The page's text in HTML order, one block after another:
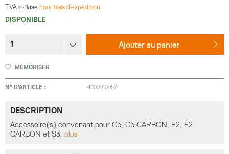
TVA incluse hors frais d'expédition
DISPONIBLE
Ajouter au panier
MÉMORISER
N° D'ARTICLE : 4990010052
DESCRIPTION
Accessoire(s) convenant pour C5, C5 CARBON, E2, E2
CARBON et S3. plus